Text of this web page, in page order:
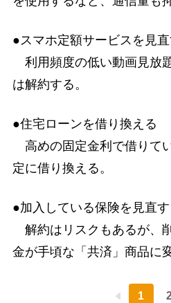
●スマホ定額サービスを見
利用頻度の低い動画見放
は解約する。
●住宅ローンを借り換える
高めの固定金利で借りて
定に借り換える。
●加入している保険を見直す
解約はリスクもあるが、
金が手頃な「共済」商品に
1